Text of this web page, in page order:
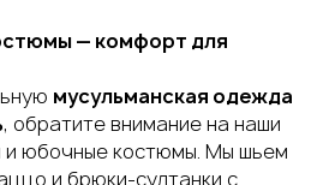
— комфорт для
мусульманская одежда
, обратите внимание на наши
и юбочные костюмы. Мы шьем
и брюки-султанки с